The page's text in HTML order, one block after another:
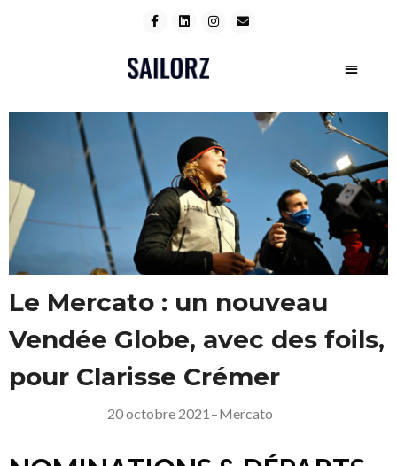
Le Mercato : un nouveau
Vendée Globe, avec des foils,
pour Clarisse Crémer
20 octobre 2021 –Mercato